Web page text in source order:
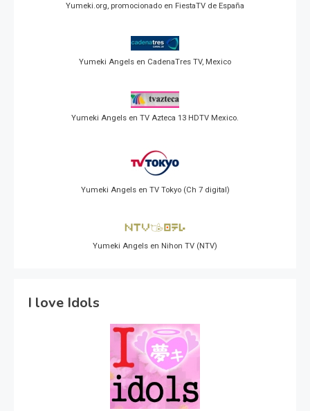
Yumeki.org, promocionado en FiestaTV de España
Yumeki Angels en CadenaTres TV, Mexico
Yumeki Angels en TV Azteca 13 HDTV Mexico.
Yumeki Angels en TV Tokyo (Ch 7 digital)
Yumeki Angels en Nihon TV (NTV)
I love Idols